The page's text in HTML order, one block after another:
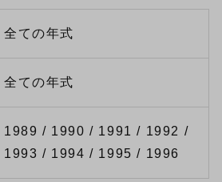
全ての年式
全ての年式
1989 / 1990 / 1991 / 1992 /
1993 / 1994 / 1995 / 1996